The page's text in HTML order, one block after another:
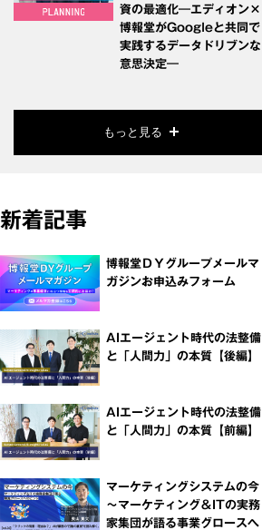
資の最適化―エディオン×
博報堂がGoogleと共同で
実践するデータドリブンな
意思決定―
もっと見る
新着記事
博報堂ＤＹグループメールマ
ガジンお申込みフォーム
AIエージェント時代の法整備
と「人間力」の本質【後編】
AIエージェント時代の法整備
と「人間力」の本質【前編】
マーケティングシステムの今
～マーケティング＆ITの実務
家集団が語る事業グロースへ